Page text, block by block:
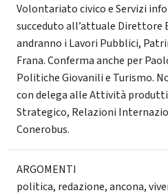
Volontariato civico e Servizi
succeduto all’attuale Direttore
andranno i Lavori Pubblici,
Frana. Conferma anche per
Politiche Giovanili e Turismo.
con delega alle Attività
Strategico, Relazioni
Conerobus.
ARGOMENTI
politica, redazione,ancona,